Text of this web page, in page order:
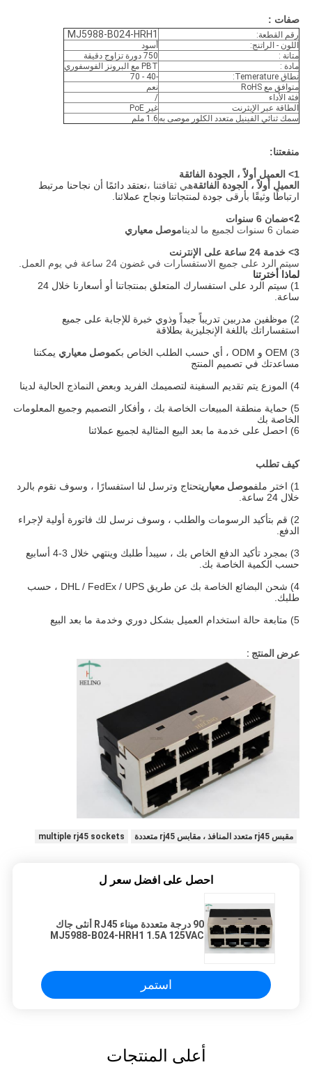
صفات :
رقم القطعة: MJ5988-B024-HRH1
اللون - الراتنج:
أسود
متانة :
750 دورة تزاوج دقيقة
مادة :
PBT مع البرونز الفوسفوري
نطاق Temerature:
-40 - 70
متوافق مع RoHS
نعم
فئة الأداء
/
الطاقة عبر الإيثرنت
غير PoE
سمك ثنائي الفينيل متعدد الكلور موصى به 1.6 ملم
منفعتنا:
1> العميل أولاً ، الجودة الفائقة
العميل أولاً ، الجودة الفائقةهي ثقافتنا ،نعتقد دائمًا أن نجاحنا مرتبط
ارتباطًا وثيقًا بأرقى جودة لمنتجاتنا ونجاح عملائنا.
2> ضمان 6 سنوات
ضمان 6 سنوات لجميع ما لدينا
موصل معياري
3> خدمة 24 ساعة على الإنترنت
سيتم الرد على جميع الاستفسارات في غضون 24 ساعة في يوم العمل.
لماذا أخترتنا
1) سيتم الرد على استفسارك المتعلق بمنتجاتنا أو أسعارنا خلال 24
ساعة.
2) موظفين مدربين تدريباً جيداً وذوي خبرة للإجابة على جميع
استفساراتك باللغة الإنجليزية بطلاقة
3) OEM و ODM ، أي حسب الطلب الخاص بك
موصل معياري يمكننا
مساعدتك في تصميم المنتج
4) الموزع
يتم تقديم السفينة لتصميمك الفريد وبعض النماذج الحالية لدينا
5) حماية منطقة المبيعات الخاصة بك ، وأفكار التصميم وجميع المعلومات
الخاصة بك
6) احصل على خدمة ما بعد البيع المثالية لجميع عملائنا
كيف تطلب
1) اختر ملف
موصل معياريتحتاج وترسل لنا استفسارًا ، وسوف نقوم بالرد
خلال 24 ساعة.
2) قم بتأكيد الرسومات والطلب ، وسوف نرسل لك فاتورة أولية لإجراء
الدفع.
3) بمجرد تأكيد الدفع الخاص بك ، سيبدأ طلبك وينتهي خلال 3-4 أسابيع
حسب الكمية الخاصة بك.
4) شحن البضائع الخاصة بك عن طريق DHL / FedEx / UPS ، حسب
طلبك.
5) متابعة حالة استخدام العميل بشكل دوري وخدمة ما بعد البيع
عرض المنتج :
مقبس rj45 متعدد المنافذ ، مقابس rj45 متعددة multiple rj45 sockets
احصل على افضل سعر ل
90 درجة متعددة ميناء RJ45 أنثى جاك
MJ5988-B024-HRH1 1.5A 125VAC
استمر
أعلى المنتجات